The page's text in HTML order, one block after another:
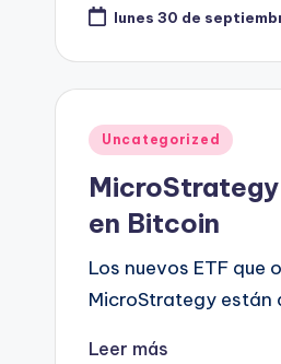
lunes 30 de
Publicado
Uncategorized
en Bitcoin
Los nuevos ETF
MicroStrategy están
Leer más